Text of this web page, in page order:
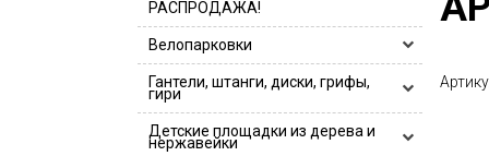
РАСПРОДАЖА!
Велопарковки
Велопарковки HERCULES
Велопарковки для 1 или 2 велосипедов
Велопарковки из нержавейки
Гантели, штанги, диски, грифы,
гири
Гантели, гантельные ряды
Детские площадки из дерева и
нержавейки